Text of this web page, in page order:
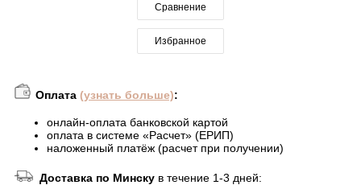
Сравнение
Избранное
Оплата (узнать больше):
онлайн-оплата банковской картой
оплата в системе «Расчет» (ЕРИП)
наложенный платёж (расчет при получении)
Доставка по Минску в течение 1-3 дней: